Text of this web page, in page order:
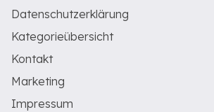
Datenschutzerklärung
Kategorieübersicht
Kontakt
Marketing
Impressum